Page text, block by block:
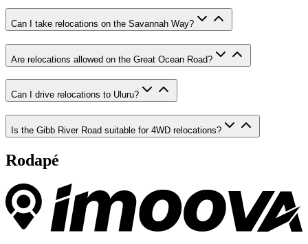
Can I take relocations on the Savannah Way?
Are relocations allowed on the Great Ocean Road?
Can I drive relocations to Uluru?
Is the Gibb River Road suitable for 4WD relocations?
Rodapé